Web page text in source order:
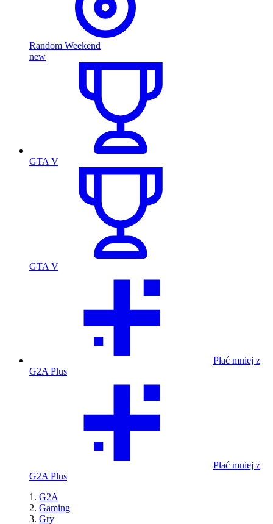
Random Weekend
new
GTA V
GTA V
Płać mniej z
G2A Plus
Płać mniej z
G2A Plus
G2A
Gaming
Gry